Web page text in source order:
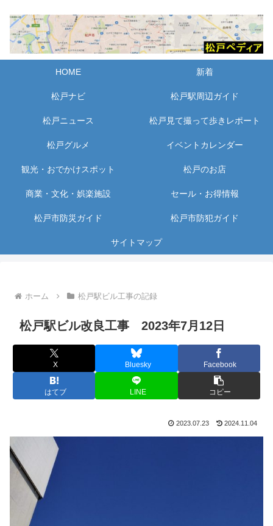
HOME 新着
松戸ナビ 松戸駅周辺ガイド
松戸ニュース 松戸見て撮って歩きレポート
松戸グルメ イベントカレンダー
観光・おでかけスポット 松戸のお店
商業・文化・娯楽施設 セール・お得情報
松戸市防災ガイド 松戸市防犯ガイド
サイトマップ
ホーム 松戸駅ビル工事の記録
松戸駅ビル改良工事 2023年7月12日
X Bluesky Facebook
はてブ LINE コピー
2023.07.23 2024.11.04